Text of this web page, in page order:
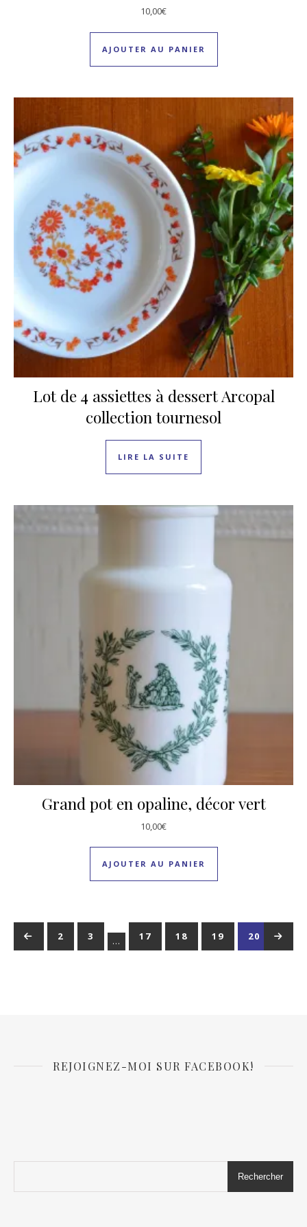
10,00€
AJOUTER AU PANIER
Lot de 4 assiettes à dessert Arcopal
collection tournesol
LIRE LA SUITE
Grand pot en opaline, décor vert
10,00€
AJOUTER AU PANIER
1 2 3 … 17 18 19 20
REJOIGNEZ-MOI SUR FACEBOOK!
Rechercher